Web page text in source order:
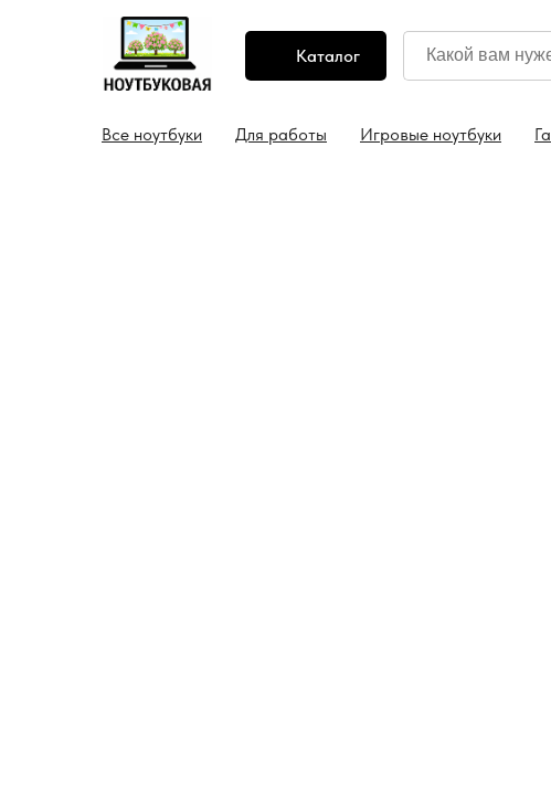
Каталог
Все ноутбуки Для работы Игровые ноутбуки
+7 (499) 130 46-44 Бесплатная доставка по